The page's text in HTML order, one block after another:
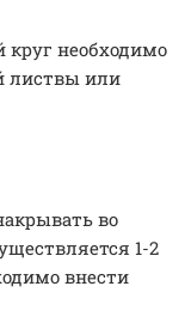
круг необходимо
листвы или
во
1-2
внести